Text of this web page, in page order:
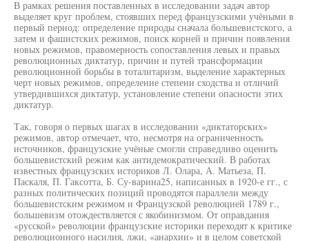
В рамках решения поставленных в исследовании задач автор
выделяет круг проблем, стоявших перед французскими учёными в
первый период: определение природы сначала большевистского, а
затем и фашистских режимов, поиск корней и причин появления
новых режимов, правомерность сопоставления левых и правых
революционных диктатур, причин и путей трансформации
революционной борьбы в тоталитаризм, выделение характерных
черт новых режимов, определение степени сходства и отличий
утвердившихся диктатур, установление степени опасности этих
диктатур.
Так, говоря о первых шагах в исследовании «диктаторских»
режимов, автор отмечает, что, несмотря на ограниченность
источников, французские учёные смогли справедливо оценить
большевистский режим как антидемократический. В работах
известных французских историков Л. Олара, А. Матьеза, П.
Паскаля, П. Гаксотта, Б. Су-варина25, написанных в 1920-е гг., с
разных политических позиций проводятся параллели между
большевистским режимом и Французской революцией 1789 г.,
большевизм отождествляется с якобинизмом. От оправдания
«русской» революции французские историки переходят к критике
революционного насилия, лжи, «анархии» и в целом советской